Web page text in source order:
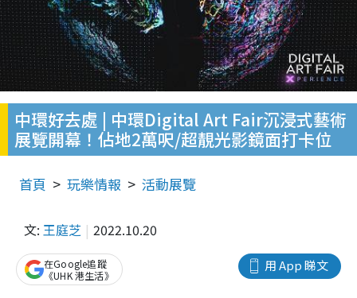
中環好去處 | 中環Digital Art Fair沉浸式藝術
展覽開幕！佔地2萬呎/超靚光影鏡面打卡位
首頁 玩樂情報 活動展覽
文: 王庭芝 2022.10.20
用 App 睇文
在Google追蹤
《UHK 港生活》